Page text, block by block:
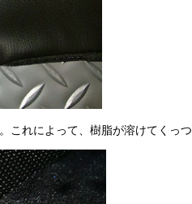
れによって、樹脂が溶けてくっ